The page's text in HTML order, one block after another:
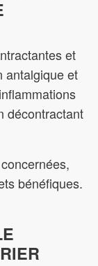
et
antalgique et
décontractant
bénéfiques.